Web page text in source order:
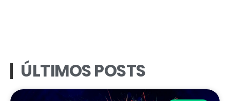
ÚLTIMOS POSTS